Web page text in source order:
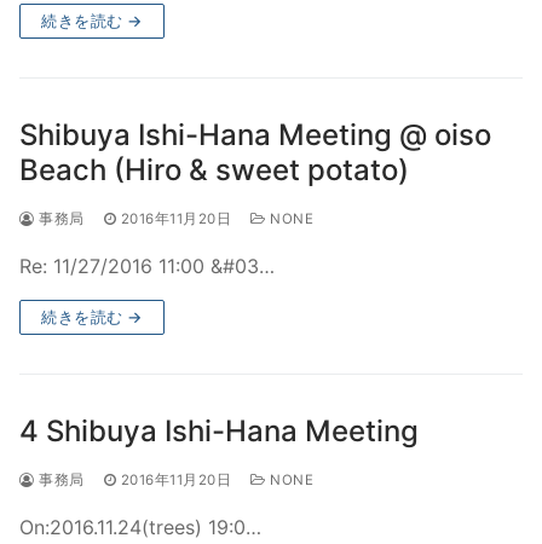
続きを読む →
Shibuya Ishi-Hana Meeting @ oiso
Beach (Hiro & sweet potato)
事務局 2016年11月20日 NONE
Re: 11/27/2016 11:00 &#03…
続きを読む →
4 Shibuya Ishi-Hana Meeting
事務局 2016年11月20日 NONE
On:2016.11.24(trees) 19:0…